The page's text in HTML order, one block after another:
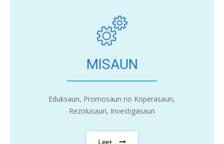
MISAUN
Eduksaun, Promosaun no Koperasaun,
Rezolusaun, Investigasaun
Lee+